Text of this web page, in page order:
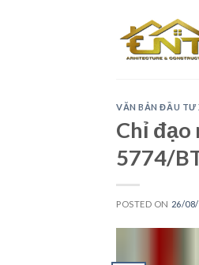
VĂN BẢN ĐẦU TƯ
Chỉ đạo
5774/
POSTED ON 26/